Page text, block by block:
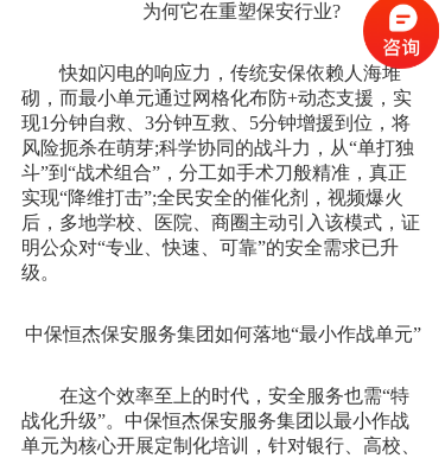
为何它在重塑保安行业?
快如闪电的响应力，传统安保依赖人海堆
砌，而最小单元通过网格化布防+动态支援，实
现1分钟自救、3分钟互救、5分钟增援到位，将
风险扼杀在萌芽;科学协同的战斗力，从“单打独
斗”到“战术组合”，分工如手术刀般精准，真正
实现“降维打击”;全民安全的催化剂，视频爆火
后，多地学校、医院、商圈主动引入该模式，证
明公众对“专业、快速、可靠”的安全需求已升
级。
中保恒杰保安服务集团如何落地“最小作战单元”
在这个效率至上的时代，安全服务也需“特
战化升级”。中保恒杰保安服务集团以最小作战
单元为核心开展定制化培训，针对银行、高校、